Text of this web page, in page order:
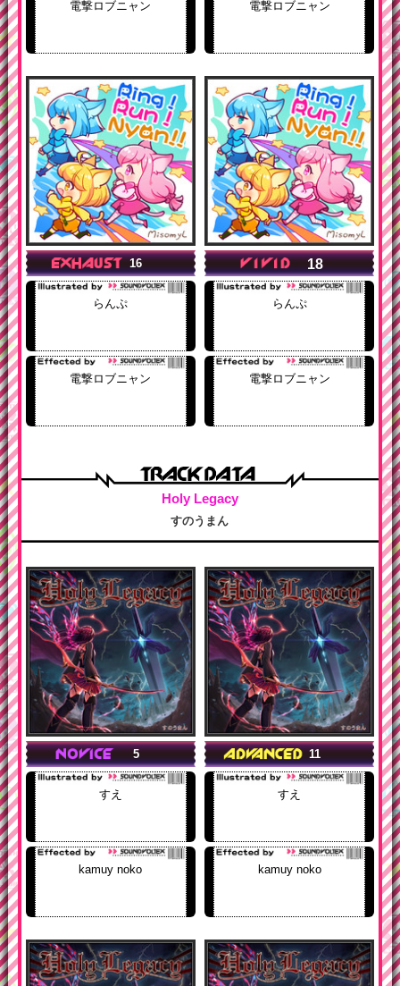
電撃ロブニャン 電撃ロブニャン
16
らんぷ
電撃ロブニャン
18
らんぷ
電撃ロブニャン
Holy Legacy
すのうまん
5
すえ
kamuy noko
11
すえ
kamuy noko